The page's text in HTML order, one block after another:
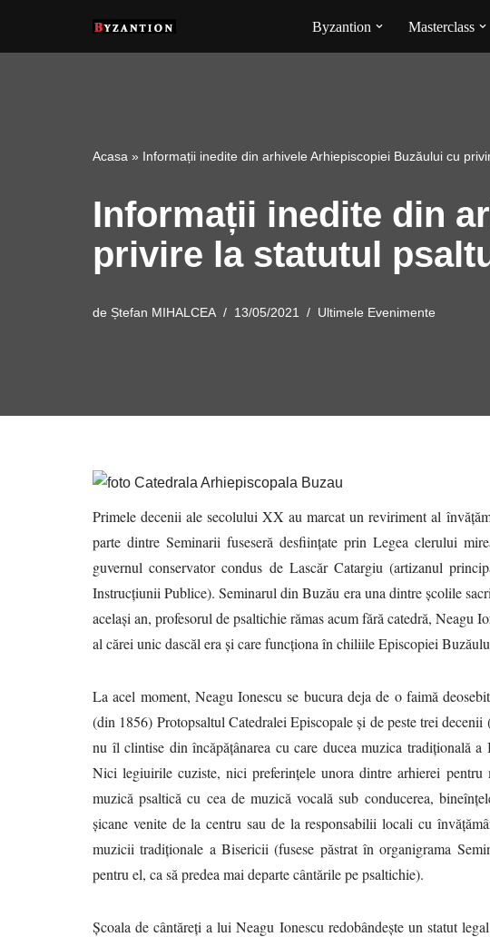
Sari
Byzantion Masterclass
Acasa » Informații inedite din arhivele Arhiepiscopiei Buzăului cu
Informații inedite din
privire la statutul
de Ștefan MIHALCEA 13/05/2021 Ultimele Evenimente
Primele decenii ale secolului XX au marcat un reviriment al
parte dintre Seminarii fuseseră desființate prin Legea clerului
guvernul conservator condus de Lascăr Catargiu (artizanul
Instrucțiunii Publice). Seminarul din Buzău era una dintre școlile
același an, profesorul de psaltichie rămas acum fără catedră, Neagu
al cărei unic dascăl era și care funcționa în chiliile Episcopiei
La acel moment, Neagu Ionescu se bucura deja de o faimă
(din 1856) Protopsaltul Catedralei Episcopale și de peste trei
nu îl clintise din încăpățânarea cu care ducea muzica tradițională
Nici legiuirile cuziste, nici preferințele unora dintre arhierei pentru
muzică psaltică cu cea de muzică vocală sub conducerea,
șicane venite de la centru sau de la responsabilii locali cu
muzicii tradiționale a Bisericii (fusese păstrat în organigrama
pentru el, ca să predea mai departe cântările pe psaltichie).
Școala de cântăreți a lui Neagu Ionescu redobândește un statut